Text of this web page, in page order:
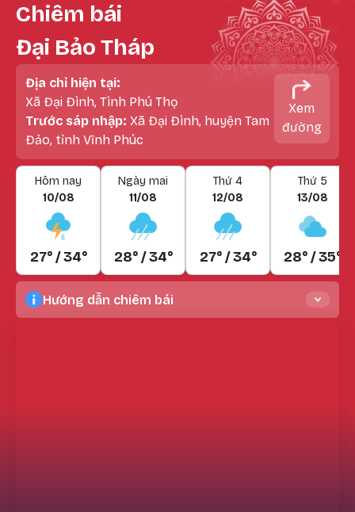
Chiêm bái
Đại Bảo Tháp
Địa chỉ hiện tại:
Xã Đại Đình, Tình Phú Thọ
Trước sáp nhập: Xã Đại Đình, huyện Tam
Đảo, tỉnh Vĩnh Phúc
Xem
đường
Hôm nay
10/08
27° / 34°
Ngày mai
11/08
28° / 34°
Thứ 4
12/08
27° / 34°
Thứ 5
13/08
28° / 35°
Hướng dẫn chiêm bái